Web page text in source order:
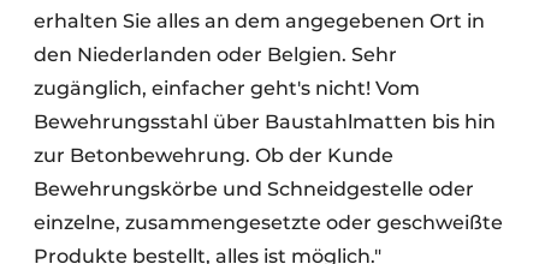
erhalten Sie alles an dem angegebenen Ort in
den Niederlanden oder Belgien. Sehr
zugänglich, einfacher geht's nicht! Vom
Bewehrungsstahl über Baustahlmatten bis hin
zur Betonbewehrung. Ob der Kunde
Bewehrungskörbe und Schneidgestelle oder
einzelne, zusammengesetzte oder geschweißte
Produkte bestellt, alles ist möglich."